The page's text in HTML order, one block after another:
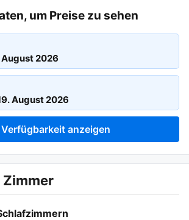
um Preise zu sehen
Verfügbarkeit anzeigen